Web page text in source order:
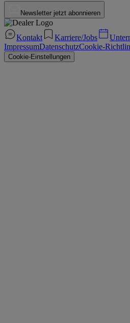
Newsletter jetzt abonnieren
Kontakt Karriere/Jobs
ImpressumDatenschutzCookie-
Cookie-Einstellungen